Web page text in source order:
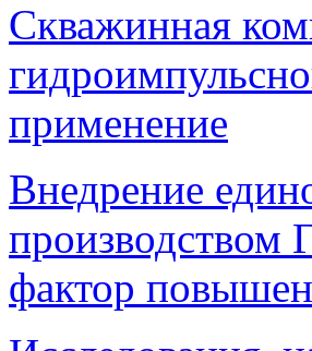
Скважинная
применение
Внедрение
производством
фактор